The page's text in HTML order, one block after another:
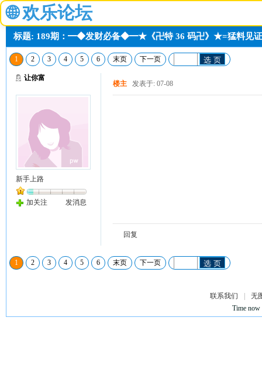
🌐 欢乐论坛
标题: 189期：━◆发财必备◆━★《卍特 36 码卍》★=猛料见证
1 2 3 4 5 6 末页 下一页 选 页
让你富
新手上路
加关注 发消息
楼主 发表于: 07-08
回复
1 2 3 4 5 6 末页 下一页 选 页
联系我们
无
Time now